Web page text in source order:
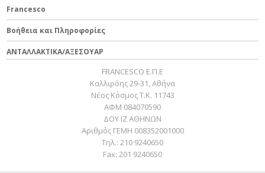
Francesco
Βοήθεια και Πληροφορίες
ΑΝΤΑΛΛΑΚΤΙΚΑ/ΑΞΕΣΟΥΑΡ
FRANCESCO Ε.Π.Ε
Καλλιρόης 29-31, Αθήνα
Νέος Κόσμος Τ.Κ. 11743
ΑΦΜ 084070590
ΔΟΥ ΙΖ ΑΘΗΝΩΝ
Αριθμός ΓΕΜΗ 008352001000
Τηλ.: 210 9240650
Fax: 201 9240650